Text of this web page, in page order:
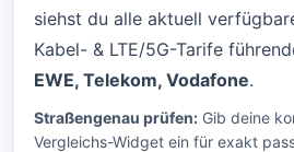
siehst du alle aktuell
Kabel- & LTE/5G-Tarife
EWE, Telekom, Vodafone.
Straßengenau prüfen: Gib deine
Vergleichs-Widget ein für exakt